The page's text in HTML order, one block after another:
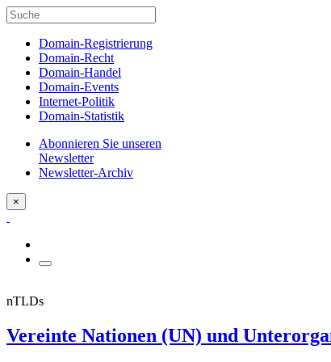
Domain-Registrierung
Domain-Recht
Domain-Handel
Domain-Events
Internet-Politik
Domain-Statistik
Abonnieren Sie unseren
Newsletter
Newsletter-Archiv
×
nTLDs
Vereinte Nationen (UN) und